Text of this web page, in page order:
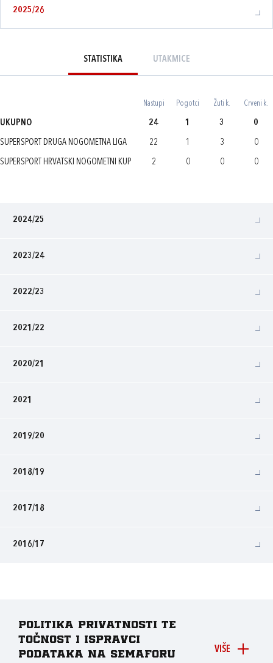
2025/26
STATISTIKA UTAKMICE
Nastupi Pogotci Žuti k. Crveni k.
UKUPNO 24 1 3 0
SUPERSPORT DRUGA NOGOMETNA LIGA 22 1 3 0
SUPERSPORT HRVATSKI NOGOMETNI KUP 2 0 0 0
2024/25
2023/24
2022/23
2021/22
2020/21
2021
2019/20
2018/19
2017/18
2016/17
VIŠE
Politika privatnosti te
točnost i ispravci
podataka na Semaforu